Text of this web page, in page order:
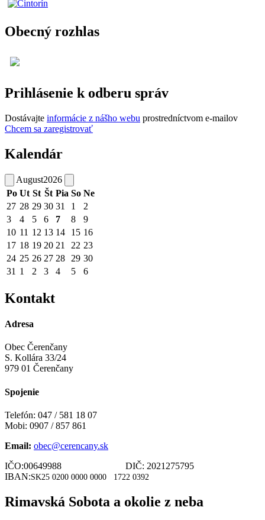
Obecný rozhlas
Prihlásenie k odberu správ
Dostávajte informácie z nášho webu prostredníctvom e-mailov
Chcem sa zaregistrovať
Kalendár
August2026
Po Ut St Št Pia So Ne
27 28 29 30 31 1
2
3
4 5 6 7 8
9
10 11 12 13 14 15 16
17 18 19 20 21 22 23
24 25 26 27 28 29 30
31 1 2 3 4 5 6
Kontakt
Adresa
Obec Čerenčany
S. Kollára 33/24
979 01 Čerenčany
Spojenie
Telefón: 047 / 581 18 07
Mobi: 0907 / 857 861
Email: obec@cerencany.sk
IČO:00649988 DIČ: 2021275795
IBAN:SK25 0200 0000 0000 1722 0392
Rimavská Sobota a okolie z neba